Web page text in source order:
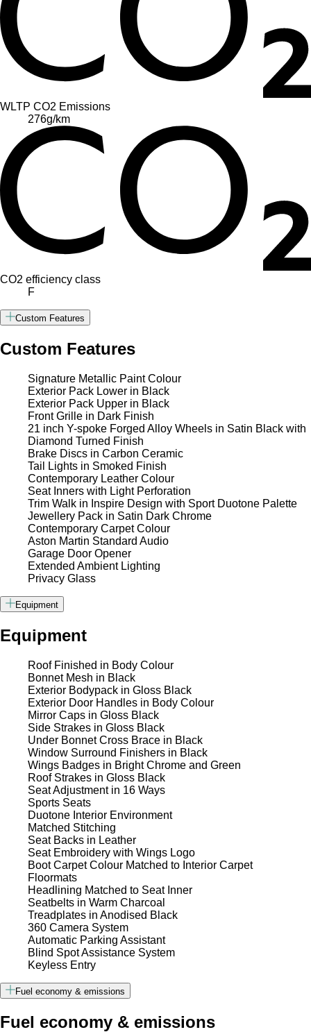
WLTP CO2 Emissions
276g/km
CO2 efficiency class
F
Custom Features
Custom Features
Signature Metallic Paint Colour
Exterior Pack Lower in Black
Exterior Pack Upper in Black
Front Grille in Dark Finish
21 inch Y-spoke Forged Alloy Wheels in Satin Black with
Diamond Turned Finish
Brake Discs in Carbon Ceramic
Tail Lights in Smoked Finish
Contemporary Leather Colour
Seat Inners with Light Perforation
Trim Walk in Inspire Design with Sport Duotone Palette
Jewellery Pack in Satin Dark Chrome
Contemporary Carpet Colour
Aston Martin Standard Audio
Garage Door Opener
Extended Ambient Lighting
Privacy Glass
Equipment
Equipment
Roof Finished in Body Colour
Bonnet Mesh in Black
Exterior Bodypack in Gloss Black
Exterior Door Handles in Body Colour
Mirror Caps in Gloss Black
Side Strakes in Gloss Black
Under Bonnet Cross Brace in Black
Window Surround Finishers in Black
Wings Badges in Bright Chrome and Green
Roof Strakes in Gloss Black
Seat Adjustment in 16 Ways
Sports Seats
Duotone Interior Environment
Matched Stitching
Seat Backs in Leather
Seat Embroidery with Wings Logo
Boot Carpet Colour Matched to Interior Carpet
Floormats
Headlining Matched to Seat Inner
Seatbelts in Warm Charcoal
Treadplates in Anodised Black
360 Camera System
Automatic Parking Assistant
Blind Spot Assistance System
Keyless Entry
Fuel economy & emissions
Fuel economy & emissions